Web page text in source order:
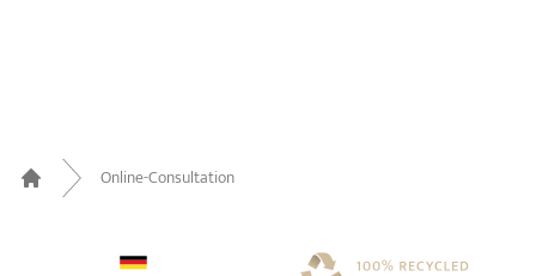
Home
Online-Consultation